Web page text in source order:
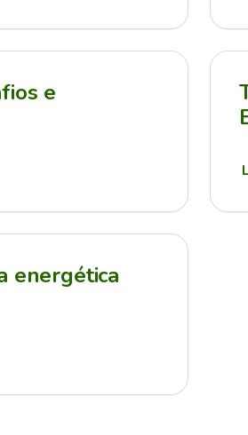
e
energética